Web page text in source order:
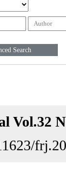
Search
Vol.32